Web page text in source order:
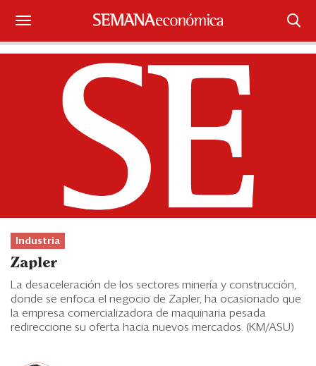
Suscríbase
Iniciar sesión
Portada
¿Qué está pasando?
Sectores y Empresas
Management
Economía y Finanzas
Legal y Política
Eventos
Industria
Zapler
La desaceleración de los sectores minería y construcción,
donde se enfoca el negocio de Zapler, ha ocasionado que
la empresa comercializadora de maquinaria pesada
redireccione su oferta hacia nuevos mercados. (KM/ASU)